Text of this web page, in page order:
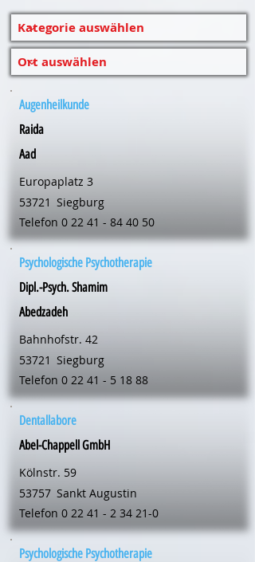
Augenheilkunde
Raida
Aad
Europaplatz 3
53721 Siegburg
Telefon 0 22 41 - 84 40 50
Psychologische Psychotherapie
Dipl.-Psych. Shamim
Abedzadeh
Bahnhofstr. 42
53721 Siegburg
Telefon 0 22 41 - 5 18 88
Dentallabore
Abel-Chappell GmbH
Kölnstr. 59
53757 Sankt Augustin
Telefon 0 22 41 - 2 34 21-0
Psychologische Psychotherapie